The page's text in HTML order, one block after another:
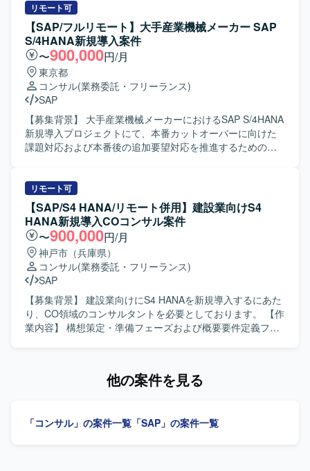
のもとSAP標準機能を最大限活用した導入支援を行ってい
ただきます。現在の実現化フェーズにおいてSAP標準機能
のシステム試験を実施し、試験過程で発生した課題の検討
および対応、追加アドオン実装に関する支援をご担当いた
だきます。プロジェクトシステム、販売管理、管理会計と
いった各領域のコンサルタントとして、担当領域の要件を
踏まえた設定や検証、ユーザー対応を行っていただきま
す。 【求める人物像】 SAP導入プロジェクトにおける豊富
な経験を活かし、Fit to Standard方針を理解したうえで標準
機能の活用を主体的に推進していただける方を求めており
ます。システム試験で発生する課題に対して粘り強く検討
い、教育や説明も丁寧に対応していただける方を歓迎いた
します。 【ポジションの魅力】 製造業向けの大規模なSAP
S/4HANA導入プロジェクトに参画し、PS、SD、COといっ
た基幹領域でFit to Standard方針の導入を経験していただけ
ます。実現化フェーズでのシステム試験や追加アドオン実
装を通じて、標準機能と業務要件のフィット＆ギャップを
深く理解しながら、上流から下流まで一貫した導入プロセ
スに関わることができます。 【開発環境】 SAP S/4HANA
環境において、PS、SD、CO各モジュールを中心に標準機
能および追加アドオンを活用したシステム構築を行ってお
ります。
リモート可
【SAP/フルリモート】大手産業機械メーカー SAP
S/4HANA新規導入案件
〜900,000円/月
東京都
コンサル(業務委託・フリーランス)
SAP
【募集背景】 大手産業機械メーカーにおけるSAP S/4HANA
新規導入プロジェクトにて、本番カットオーバーに向けた
課題対応および本番後の追加要望対応を推進するための人
や課題対応の調査・機能検証を行っていただきます。 仕様
変更内容を整理し、開発者への指示および受入テストを実
施していただきます。 データ移行関連作業を担当していた
だきます。 上記作業を進めるうえでの顧客との打ち合わせ
に参加し、業務内容や課題の整理を行っていただきます。
本番カットオーバーに向けた課題・追加要望対応および本
番カットオーバー後の追加要望対応フェーズにおける業務
を継続してご対応いただきます。 【求める人物像】 顧客と
直接会話しながら業務を進めることができ、報告・連絡・
相談を適切に行っていただける方を求めております。 SAP
MMモジュールに関する未知の領域についても自ら調査し、
MM領域における業務知識とSAPのスキルを高めながら、顧
リモート可
【SAP/S4 HANA/リモート併用】建設業向けS4
HANA新規導入COコンサル案件
〜900,000円/月
神戸市（兵庫県）
コンサル(業務委託・フリーランス)
SAP
【募集背景】 建設業向けにS4 HANAを新規導入するにあた
り、CO領域のコンサルタントを必要としております。 【作
業内容】 構想策定・準備フェーズおよび概要要件定義フェ
を取りながら業務ヒアリングや課題整理を主体的に進めて
想策定から要件定義まで上流工程をリードできるポジショ
他の案件を見る
「コンサル」の案件一覧 「SAP」の案件一覧